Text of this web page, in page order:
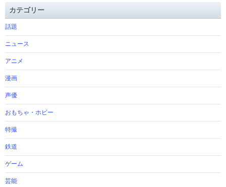
カテゴリー
話題
ニュース
アニメ
漫画
声優
おもちゃ・ホビー
特撮
鉄道
ゲーム
芸能